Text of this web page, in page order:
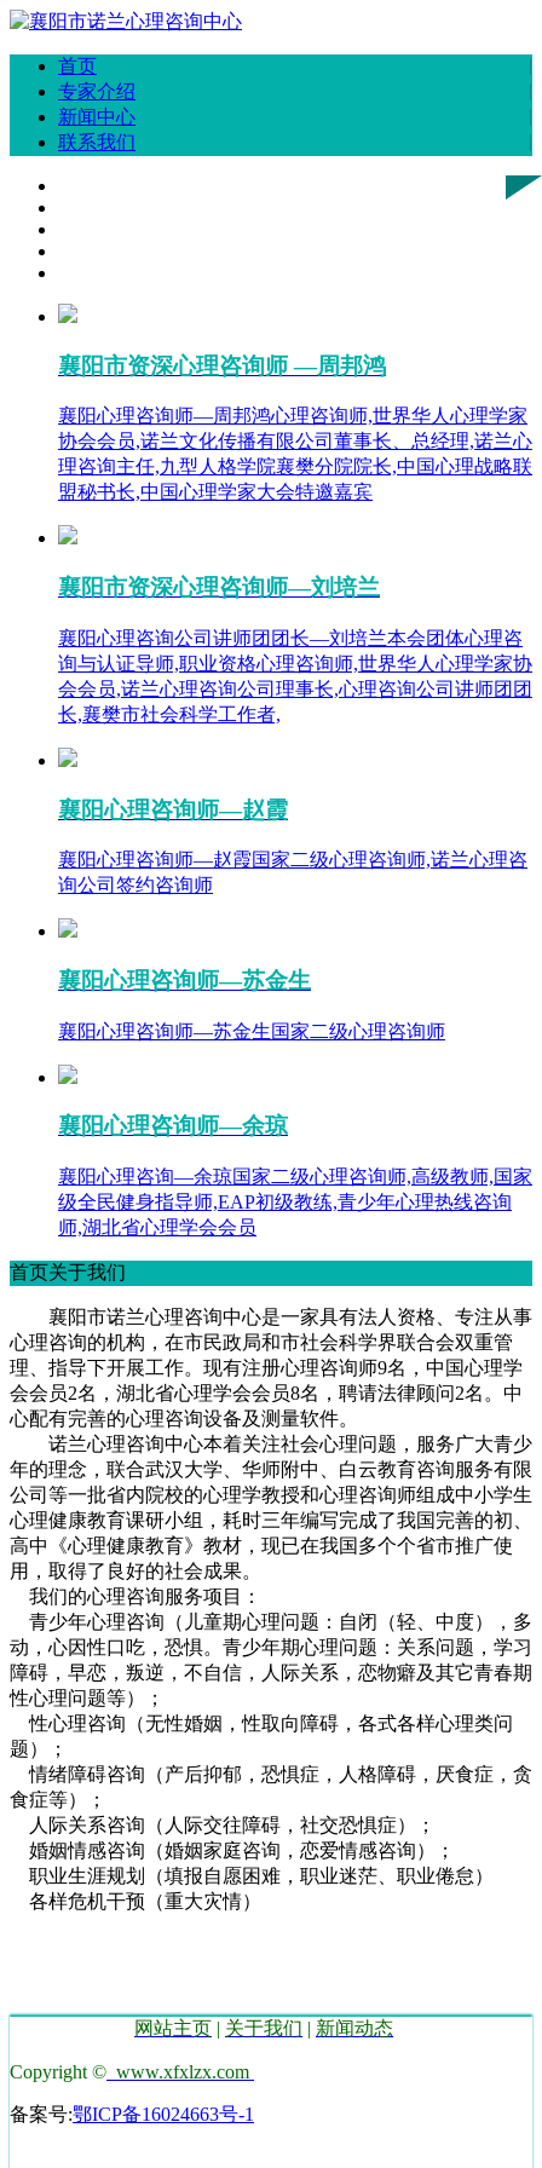
首页
专家介绍
新闻中心
联系我们
襄阳市资深心理咨询师 —周邦鸿
襄阳心理咨询师—周邦鸿心理咨询师,世界华人心理学家
协会会员,诺兰文化传播有限公司董事长、总经理,诺兰心
理咨询主任,九型人格学院襄樊分院院长,中国心理战略联
盟秘书长,中国心理学家大会特邀嘉宾
襄阳市资深心理咨询师—刘培兰
襄阳心理咨询公司讲师团团长—刘培兰本会团体心理咨
询与认证导师,职业资格心理咨询师,世界华人心理学家协
会会员,诺兰心理咨询公司理事长,心理咨询公司讲师团团
长,襄樊市社会科学工作者,
襄阳心理咨询师—赵霞
襄阳心理咨询师—赵霞国家二级心理咨询师,诺兰心理咨
询公司签约咨询师
襄阳心理咨询师—苏金生
襄阳心理咨询师—苏金生国家二级心理咨询师
襄阳心理咨询师—余琼
襄阳心理咨询—余琼国家二级心理咨询师,高级教师,国家
级全民健身指导师,EAP初级教练,青少年心理热线咨询
师,湖北省心理学会会员
首页关于我们
襄阳市诺兰心理咨询中心是一家具有法人资格、专注从事
心理咨询的机构，在市民政局和市社会科学界联合会双重管
理、指导下开展工作。现有注册心理咨询师9名，中国心理学
会会员2名，湖北省心理学会会员8名，聘请法律顾问2名。中
心配有完善的心理咨询设备及测量软件。
诺兰心理咨询中心本着关注社会心理问题，服务广大青少
年的理念，联合武汉大学、华师附中、白云教育咨询服务有限
公司等一批省内院校的心理学教授和心理咨询师组成中小学生
心理健康教育课研小组，耗时三年编写完成了我国完善的初、
高中《心理健康教育》教材，现已在我国多个个省市推广使
用，取得了良好的社会成果。
我们的心理咨询服务项目：
青少年心理咨询（儿童期心理问题：自闭（轻、中度），多
动，心因性口吃，恐惧。青少年期心理问题：关系问题，学习
障碍，早恋，叛逆，不自信，人际关系，恋物癖及其它青春期
性心理问题等）；
性心理咨询（无性婚姻，性取向障碍，各式各样心理类问
题）；
情绪障碍咨询（产后抑郁，恐惧症，人格障碍，厌食症，贪
食症等）；
人际关系咨询（人际交往障碍，社交恐惧症）；
婚姻情感咨询（婚姻家庭咨询，恋爱情感咨询）；
职业生涯规划（填报自愿困难，职业迷茫、职业倦怠）
各样危机干预（重大灾情）
网站主页 | 关于我们 | 新闻动态
Copyright © www.xfxlzx.com
备案号:鄂ICP备16024663号-1